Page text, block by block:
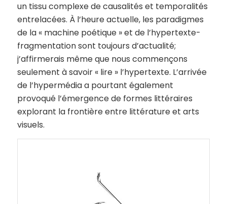
un tissu complexe de causalités et temporalités
entrelacées. À l’heure actuelle, les paradigmes
de la « machine poétique » et de l’hypertexte-
fragmentation sont toujours d’actualité;
j’affirmerais même que nous commençons
seulement à savoir « lire » l’hypertexte. L’arrivée
de l’hypermédia a pourtant également
provoqué l’émergence de formes littéraires
explorant la frontière entre littérature et arts
visuels.